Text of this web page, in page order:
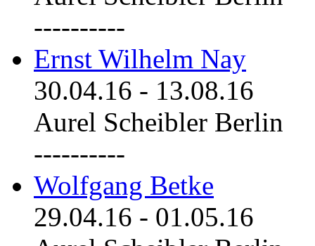
----------
Ernst Wilhelm Nay
30.04.16 - 13.08.16
Aurel Scheibler Berlin
----------
Wolfgang Betke
29.04.16 - 01.05.16